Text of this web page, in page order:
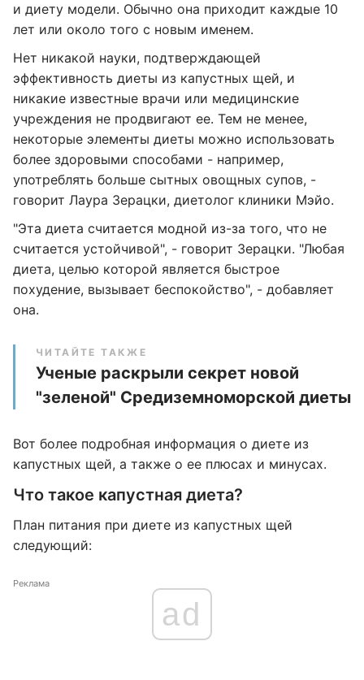
и диету модели. Обычно она приходит каждые 10
лет или около того с новым именем.
Нет никакой науки, подтверждающей
эффективность диеты из капустных щей, и
никакие известные врачи или медицинские
учреждения не продвигают ее. Тем не менее,
некоторые элементы диеты можно использовать
более здоровыми способами - например,
употреблять больше сытных овощных супов, -
говорит Лаура Зерацки, диетолог клиники Мэйо.
"Эта диета считается модной из-за того, что не
считается устойчивой", - говорит Зерацки. "Любая
диета, целью которой является быстрое
похудение, вызывает беспокойство", - добавляет
она.
ЧИТАЙТЕ ТАКЖЕ
Ученые раскрыли секрет новой
"зеленой" Средиземноморской диеты
Вот более подробная информация о диете из
капустных щей, а также о ее плюсах и минусах.
Что такое капустная диета?
План питания при диете из капустных щей
следующий:
Реклама
ad